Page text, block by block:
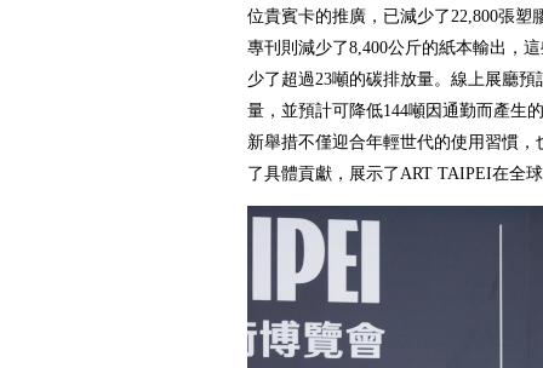
位貴賓卡的推廣，已減少了22,800張塑
專刊則減少了8,400公斤的紙本輸出，
少了超過23噸的碳排放量。線上展廳
量，並預計可降低144噸因通勤而產生
新舉措不僅迎合年輕世代的使用習慣
了具體貢獻，展示了ART TAIPEI在全